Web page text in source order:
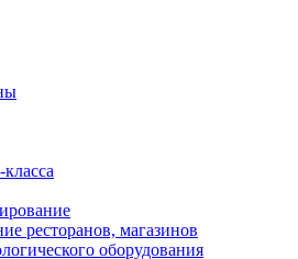
ресторанов, магазинов
оборудования